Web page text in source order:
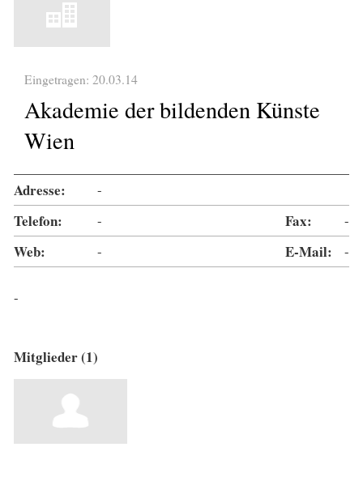
Eingetragen: 20.03.14
Akademie der bildenden Künste
Wien
Adresse: -
Telefon: - Fax: -
Web: - E-Mail: -
-
Mitglieder (1)